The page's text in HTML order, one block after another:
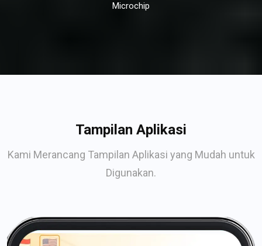
Microchip
Tampilan Aplikasi
Kami Merancang Tampilan Aplikasi yang Mudah untuk
Digunakan.